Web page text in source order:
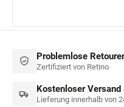
Problemlose
Zertifiziert von Retino
Kostenloser Versand
Lieferung innerhalb von